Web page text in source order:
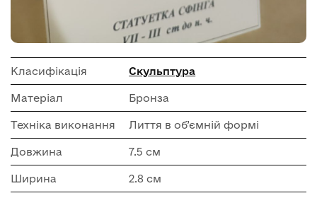
Класифікація Скульптура
Матеріал Бронза
Техніка виконання Лиття в об’ємній формі
Довжина 7.5 см
Ширина 2.8 см